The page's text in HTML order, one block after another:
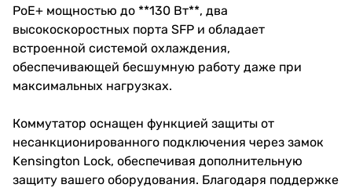
PoE+ мощностью до **130 Вт**, два
высокоскоростных порта SFP и обладает
встроенной системой охлаждения,
обеспечивающей бесшумную работу даже при
максимальных нагрузках.
Коммутатор оснащен функцией защиты от
несанкционированного подключения через замок
Kensington Lock, обеспечивая дополнительную
защиту вашего оборудования. Благодаря поддержке